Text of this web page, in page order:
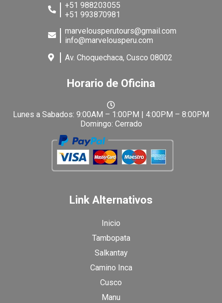
+51 988203055
+51 993870981
marvelousperutours@gmail.com
info@marvelousperu.com
Av. Choquechaca, Cusco 08002
Horario de Oficina
Lunes a Sabados: 9:00AM – 1:00PM | 4:00PM – 8:00PM
Domingo: Cerrado
Link Alternativos
Inicio
Tambopata
Salkantay
Camino Inca
Cusco
Manu